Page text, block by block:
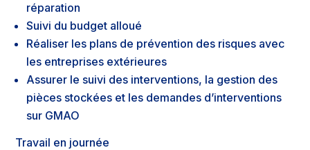
réparation
Suivi du budget alloué
Réaliser les plans de prévention des risques avec
les entreprises extérieures
Assurer le suivi des interventions, la gestion des
pièces stockées et les demandes d’interventions
sur GMAO
Travail en journée